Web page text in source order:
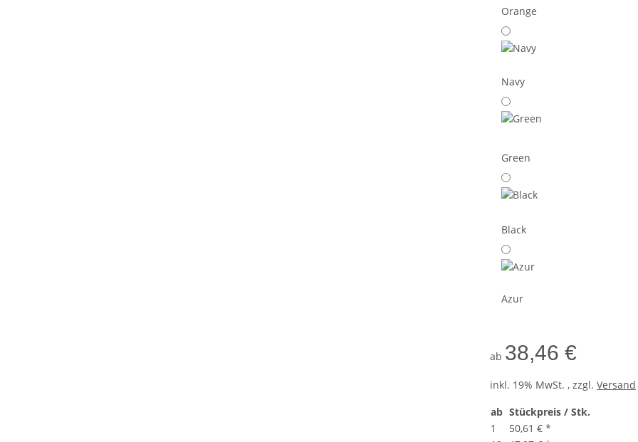
Orange
Navy
Green
Black
Azur
ab 38,46 €
inkl. 19% MwSt. , zzgl. Versand
ab Stückpreis / Stk.
1
50,61 € *